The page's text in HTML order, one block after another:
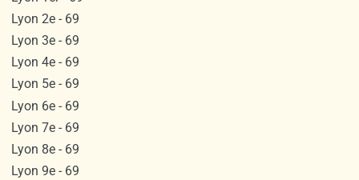
Lyon 2e - 69
Lyon 3e - 69
Lyon 4e - 69
Lyon 5e - 69
Lyon 6e - 69
Lyon 7e - 69
Lyon 8e - 69
Lyon 9e - 69